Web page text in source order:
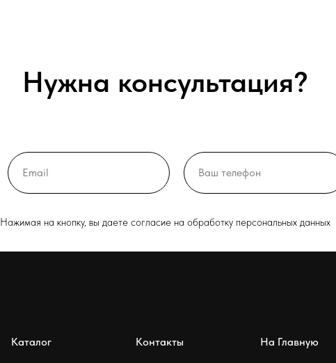
Нужна консультация?
Нажимая на кнопку, вы даете согласие на обработку персональных данных
Каталог Контакты На Главную